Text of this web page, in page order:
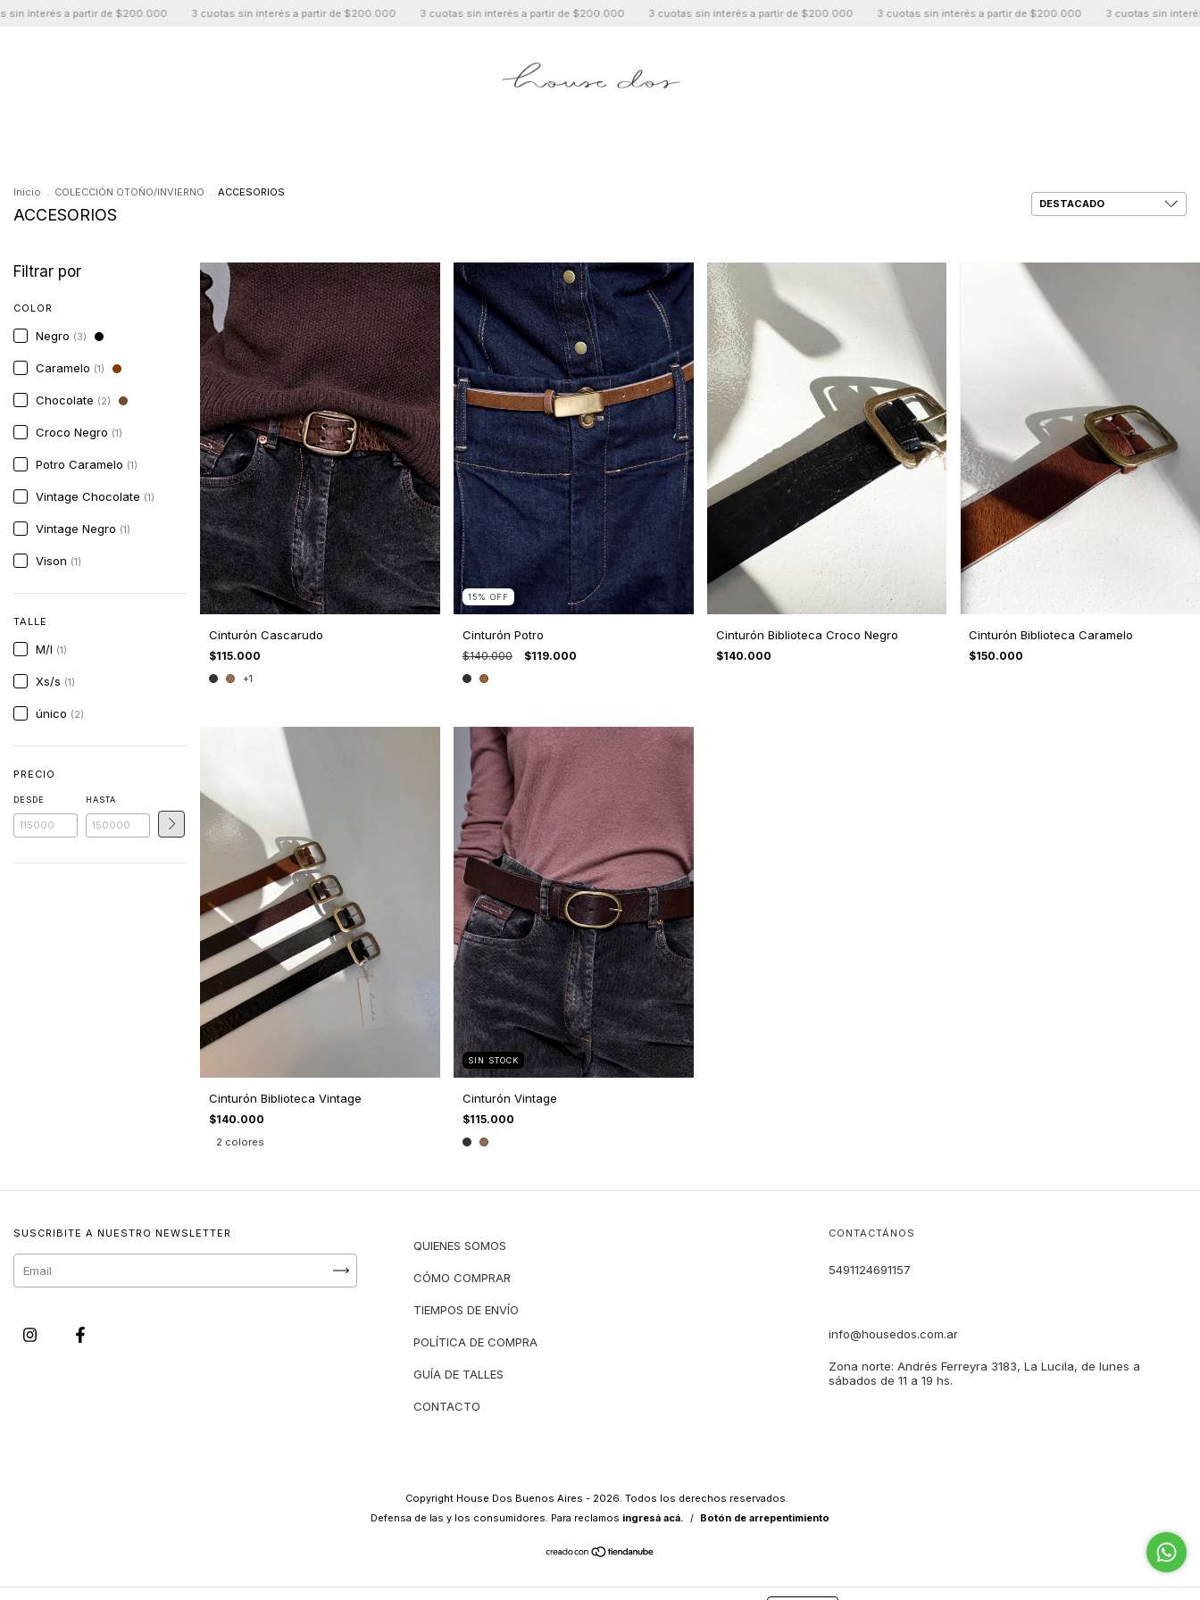
$200.000 3 cuotas sin interés a partir de $200.000 3 cuotas sin interés a partir de $200.000 3 cuotas sin interés a partir de $200.000 3 cuotas sin interés a partir de $200.000 3 cuotas sin interés a partir de
Inicio . COLECCIÓN OTOÑO/INVIERNO . ACCESORIOS
ACCESORIOS
Filtrar por
COLOR
Negro (3)
Caramelo (1)
Chocolate (2)
Croco Negro (1)
Potro Caramelo (1)
Vintage Chocolate (1)
Vintage Negro (1)
Vison (1)
TALLE
M/l (1)
Xs/s (1)
único (2)
PRECIO
DESDE HASTA
Cinturón Cascarudo
$115.000
+1
15% OFF
Cinturón Potro
$140.000 $119.000
Cinturón Biblioteca Croco Negro
$140.000
Cinturón Biblioteca Caramelo
$150.000
Cinturón Biblioteca Vintage
$140.000
2 colores
SIN STOCK
Cinturón Vintage
$115.000
SUSCRIBITE A NUESTRO NEWSLETTER
QUIENES SOMOS
CÓMO COMPRAR
TIEMPOS DE ENVÍO
POLÍTICA DE COMPRA
GUÍA DE TALLES
CONTACTO
CONTACTÁNOS
5491124691157
info@housedos.com.ar
Zona norte: Andrés Ferreyra 3183, La Lucila, de lunes a
sábados de 11 a 19 hs.
Copyright House Dos Buenos Aires - 2026. Todos los derechos reservados.
Defensa de las y los consumidores. Para reclamos ingresá acá. / Botón de arrepentimiento